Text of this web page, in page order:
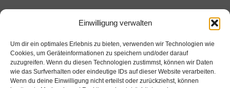
Einwilligung verwalten
Um dir ein optimales Erlebnis zu bieten, verwenden wir Technologien wie
Cookies, um Geräteinformationen zu speichern und/oder darauf
zuzugreifen. Wenn du diesen Technologien zustimmst, können wir Daten
wie das Surfverhalten oder eindeutige IDs auf dieser Website verarbeiten.
Wenn du deine Einwilligung nicht erteilst oder zurückziehst, können